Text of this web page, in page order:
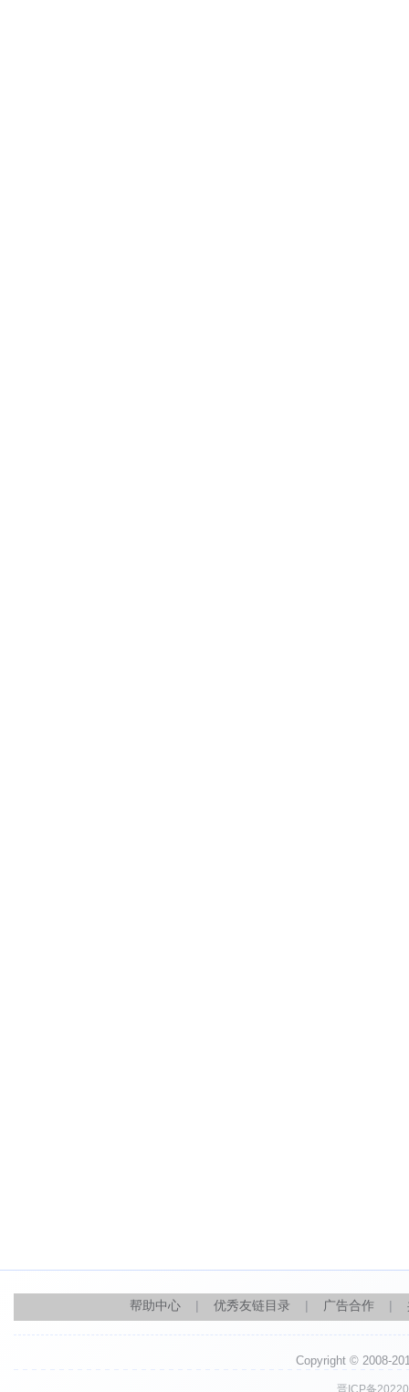
帮助中心 | 优秀友链目录 | 广告合作 |
Copyright © 2008-
晋ICP备